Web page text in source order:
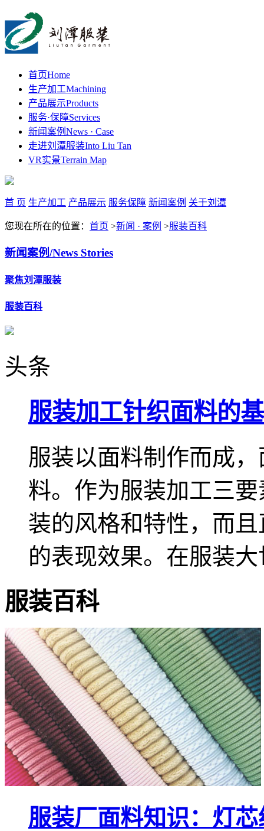
首页Home
生产加工Machining
产品展示Products
服务·保障Services
新闻案例 News · Case
走进刘潭服装Into Liu Tan
VR实景Terrain Map
首 页 生产加工 产品展示 服务保障 新闻案例 关于刘潭
您现在所在的位置： 首页 >新闻 · 案例 >服装百科
新闻案例/News Stories
聚焦刘潭服装
服装百科
头条
服装加工针织面料的
服装以面料制作而成
料。作为服装加工三
装的风格和特性，而
的表现效果。在服装大
服装百科
服装厂面料知识：灯芯